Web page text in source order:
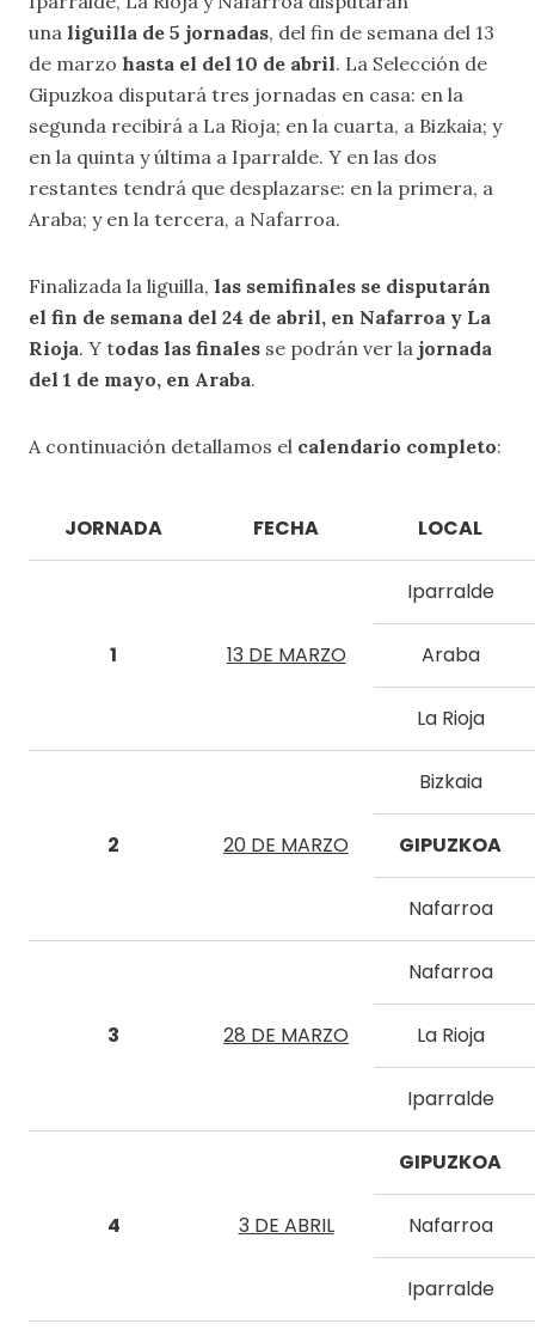
una liguilla de 5 jornadas, del fin de semana del 13
de marzo hasta el del 10 de abril. La Selección de
Gipuzkoa disputará tres jornadas en casa: en la
segunda recibirá a La Rioja; en la cuarta, a Bizkaia; y
en la quinta y última a Iparralde. Y en las dos
restantes tendrá que desplazarse: en la primera, a
Araba; y en la tercera, a Nafarroa.
Finalizada la liguilla, las semifinales se disputarán
el fin de semana del 24 de abril, en Nafarroa y La
Rioja. Y todas las finales se podrán ver la jornada
del 1 de mayo, en Araba.
A continuación detallamos el calendario completo:
JORNADA FECHA LOCAL
1 13 DE MARZO
Iparralde
Araba
La Rioja
2 20 DE MARZO
Bizkaia
GIPUZKOA
Nafarroa
3 28 DE MARZO
Nafarroa
La Rioja
Iparralde
4 3 DE ABRIL
GIPUZKOA
Nafarroa
Iparralde